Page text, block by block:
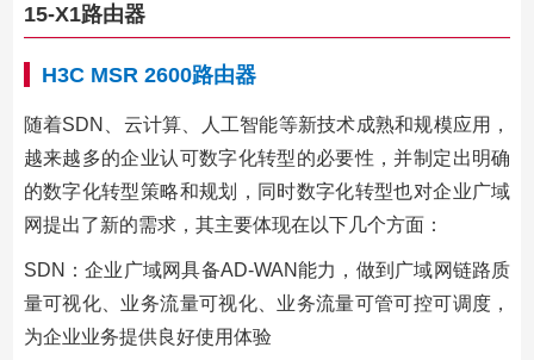
15-X1路由器
H3C MSR 2600路由器
随着SDN、云计算、人工智能等新技术成熟和规模应用，
越来越多的企业认可数字化转型的必要性，并制定出明确
的数字化转型策略和规划，同时数字化转型也对企业广域
网提出了新的需求，其主要体现在以下几个方面：
SDN：企业广域网具备AD-WAN能力，做到广域网链路质
量可视化、业务流量可视化、业务流量可管可控可调度，
为企业业务提供良好使用体验